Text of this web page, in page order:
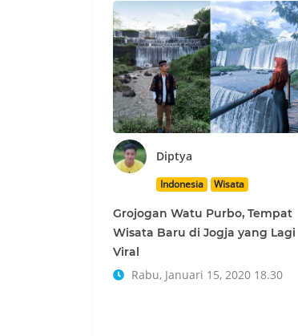
Diptya
Indonesia Wisata
Grojogan Watu Purbo, Tempat
Wisata Baru di Jogja yang Lagi
Viral
Rabu, Januari 15, 2020 18.30